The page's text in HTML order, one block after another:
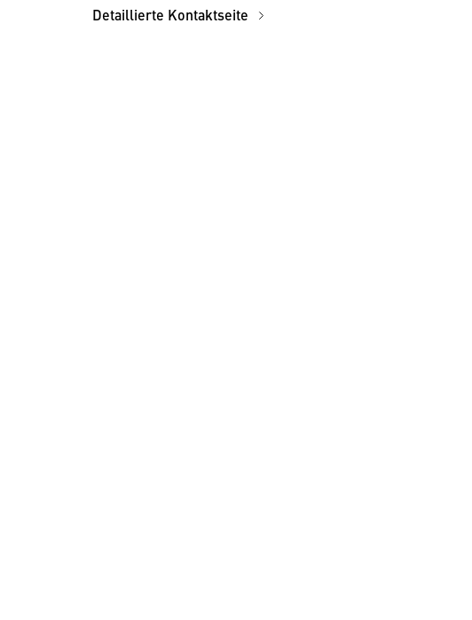
Detaillierte Kontaktseite